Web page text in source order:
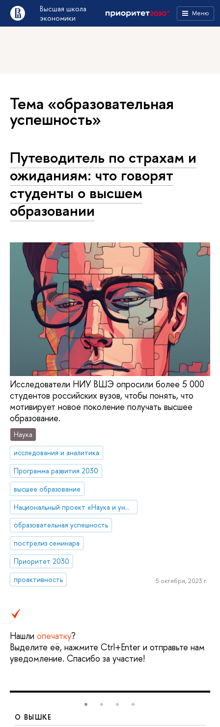
Высшая школа
экономики
Меню
Тема «образовательная
успешность»
Путеводитель по страхам и
ожиданиям: что говорят
студенты о высшем
образовании
Исследователи НИУ ВШЭ опросили более 5 000
студентов российских вузов, чтобы понять, что
мотивирует новое поколение получать высшее
образование.
Наука
исследования и аналитика
Программа развития 2030
высшее образование
Национальный проект «Наука и университеты»
образовательная успешность
пострелиз семинара
Приоритет 2030
проактивность
5 октября, 2023 г.
Нашли опечатку?
Выделите её, нажмите Ctrl+Enter и отправьте нам
уведомление. Спасибо за участие!
О ВЫШКЕ